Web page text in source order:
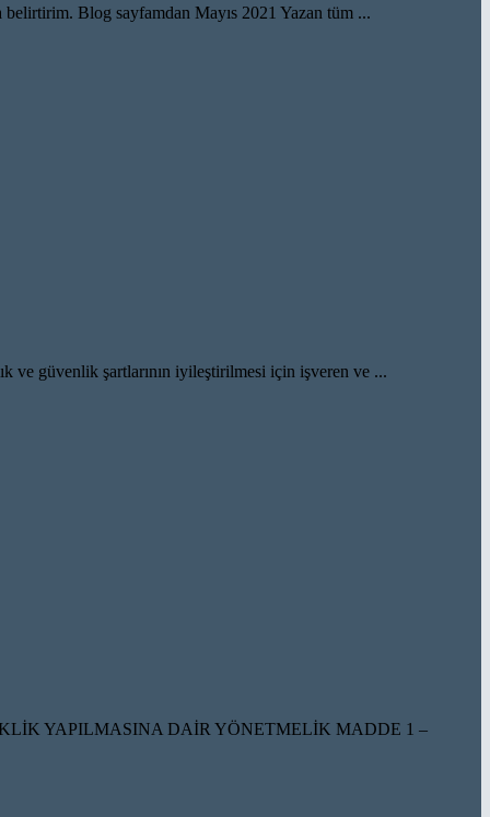
belirtirim. Blog sayfamdan Mayıs 2021 Yazan tüm ...
güvenlik şartlarının iyileştirilmesi için işveren ve ...
YAPILMASINA DAİR YÖNETMELİK MADDE 1 –